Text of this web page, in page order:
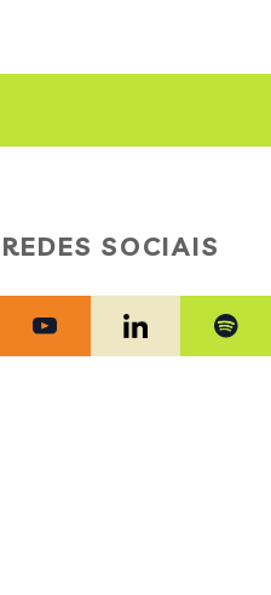
SOCIAIS